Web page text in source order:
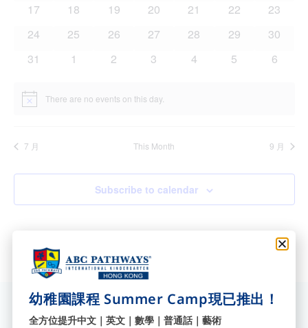
0 events
17 0 events
18 0 events
19 0 events
20 0 events
21 0 events
22 0
23
0 events
24 0 events
25 0 events
26 0 events
27 0 events
28 0 events
29 0
30
0 events
31 0 events
1 0 events
2 0 events
3 0 events
4 0 events
5 0
6
Notice There are no events on this day.
7 月 This Month 9 月
Subscribe to calendar
訂閱我們獲取最新資訊
幼稚園課程 Summer Camp現已推出！
全方位提升中文｜英文｜數學｜普通話｜藝術